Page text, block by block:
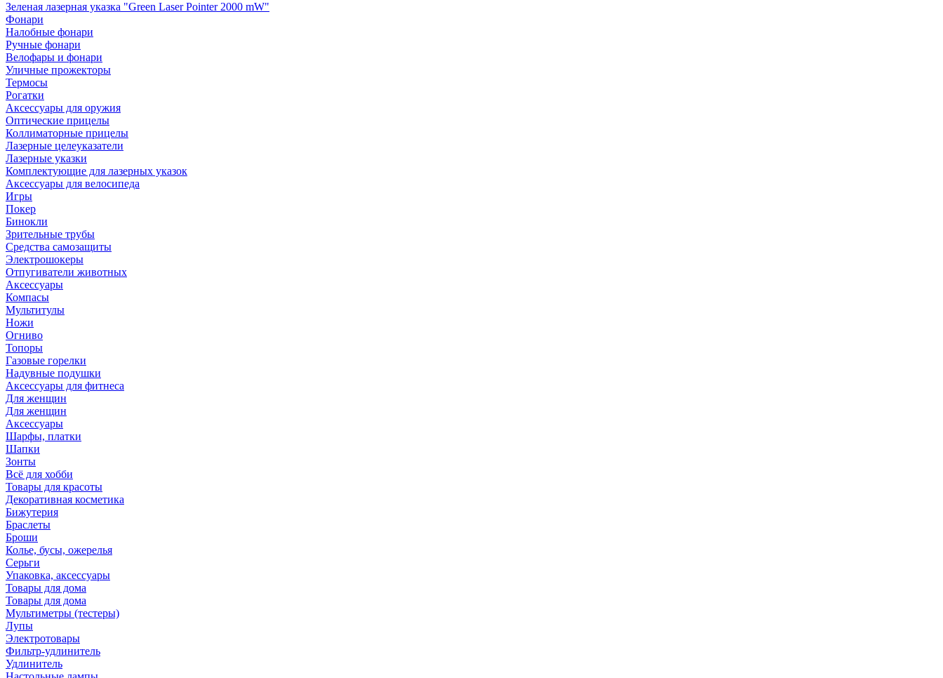
Зеленая лазерная указка "Green Laser Pointer 2000 mW"
Фонари
Налобные фонари
Ручные фонари
Велофары и фонари
Уличные прожекторы
Термосы
Рогатки
Аксессуары для оружия
Оптические прицелы
Коллиматорные прицелы
Лазерные целеуказатели
Лазерные указки
Комплектующие для лазерных указок
Аксессуары для велосипеда
Игры
Покер
Бинокли
Зрительные трубы
Средства самозащиты
Электрошокеры
Отпугиватели животных
Аксессуары
Компасы
Мультитулы
Ножи
Огниво
Топоры
Газовые горелки
Надувные подушки
Аксессуары для фитнеса
Для женщин
Для женщин
Аксессуары
Шарфы, платки
Шапки
Зонты
Всё для хобби
Товары для красоты
Декоративная косметика
Бижутерия
Браслеты
Броши
Колье, бусы, ожерелья
Серьги
Упаковка, аксессуары
Товары для дома
Товары для дома
Мультиметры (тестеры)
Лупы
Электротовары
Фильтр-удлинитель
Удлинитель